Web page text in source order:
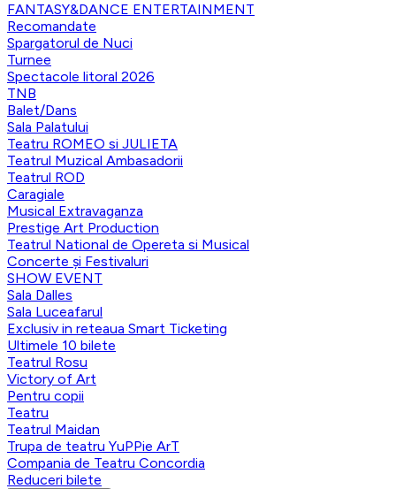
FANTASY&DANCE ENTERTAINMENT
Recomandate
Spargatorul de Nuci
Turnee
Spectacole litoral 2026
TNB
Balet/Dans
Sala Palatului
Teatru ROMEO si JULIETA
Teatrul Muzical Ambasadorii
Teatrul ROD
Caragiale
Musical Extravaganza
Prestige Art Production
Teatrul National de Opereta si Musical
Concerte și Festivaluri
SHOW EVENT
Sala Dalles
Sala Luceafarul
Exclusiv in reteaua Smart Ticketing
Ultimele 10 bilete
Teatrul Rosu
Victory of Art
Pentru copii
Teatru
Teatrul Maidan
Trupa de teatru YuPPie ArT
Compania de Teatru Concordia
Reduceri bilete